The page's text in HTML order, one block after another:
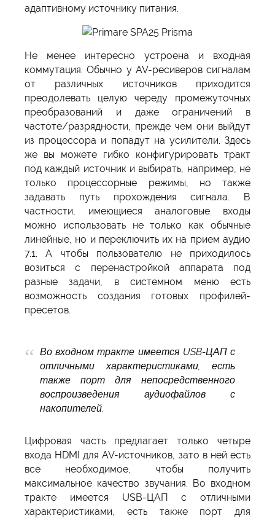
адаптивному источнику питания.
Не менее интересно устроена и входная
коммутация. Обычно у AV-ресиверов сигналам
от различных источников приходится
преодолевать целую череду промежуточных
преобразований и даже ограничений в
частоте/разрядности, прежде чем они выйдут
из процессора и попадут на усилители. Здесь
же вы можете гибко конфигурировать тракт
под каждый источник и выбирать, например, не
только процессорные режимы, но также
задавать путь прохождения сигнала. В
частности, имеющиеся аналоговые входы
можно использовать не только как обычные
линейные, но и переключить их на прием аудио
7.1. А чтобы пользователю не приходилось
возиться с перенастройкой аппарата под
разные задачи, в системном меню есть
возможность создания готовых профилей-
пресетов.
Во входном тракте имеется USB-ЦАП с
отличными характеристиками, есть
также порт для непосредственного
воспроизведения аудиофайлов с
накопителей.
Цифровая часть предлагает только четыре
входа HDMI для AV-источников, зато в ней есть
все необходимое, чтобы получить
максимальное качество звучания. Во входном
тракте имеется USB-ЦАП с отличными
характеристиками, есть также порт для